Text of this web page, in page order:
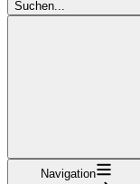
Suchen...
Navigation